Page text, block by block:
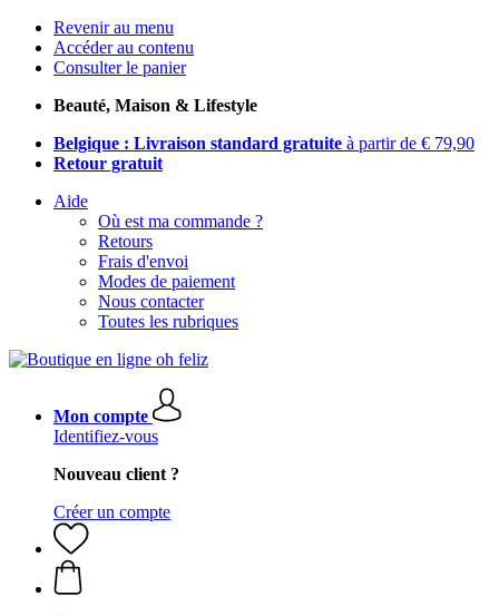
Revenir au menu
Accéder au contenu
Consulter le panier
Beauté, Maison & Lifestyle
Belgique : Livraison standard gratuite à partir de € 79,90
Retour gratuit
Aide
Où est ma commande ?
Retours
Frais d'envoi
Modes de paiement
Nous contacter
Toutes les rubriques
Mon compte
Identifiez-vous
Nouveau client ?
Créer un compte